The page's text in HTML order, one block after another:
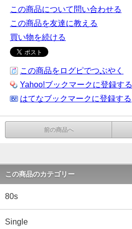
この商品について問い合わせる
この商品を友達に教える
買い物を続ける
この商品をログピでつぶやく
Yahoo!ブックマークに登録する
はてなブックマークに登録する
前の商品へ
この商品のカテゴリー
80s
Single